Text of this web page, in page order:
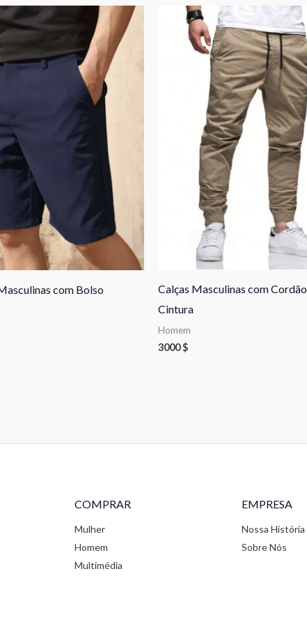
com Bolso
Calças Masculinas com
Cintura
Homem
3000$
COMPRAR
Mulher
Homem
Multimédia
EMPRESA
Nossa História
Sobre Nós